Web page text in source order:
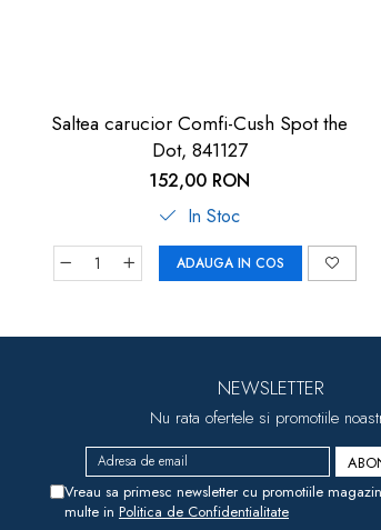
Saltea carucior Comfi-Cush Spot the
Dot, 841127
152,00 RON
In Stoc
ADAUGA IN COS
NEWSLETTER
Nu rata ofertele si promotiile
Vreau sa primesc newsletter cu promotiile
multe in Politica de Confidentialitate